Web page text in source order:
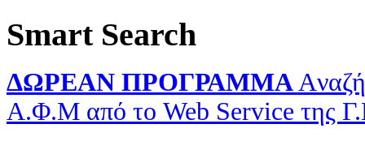
Smart Search
ΔΩΡΕΑΝ ΠΡΟΓΡΑΜΜΑ
Α.Φ.Μ από το Web Service της